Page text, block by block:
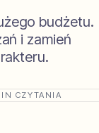
budżetu.
i zamień
CZYTANIA